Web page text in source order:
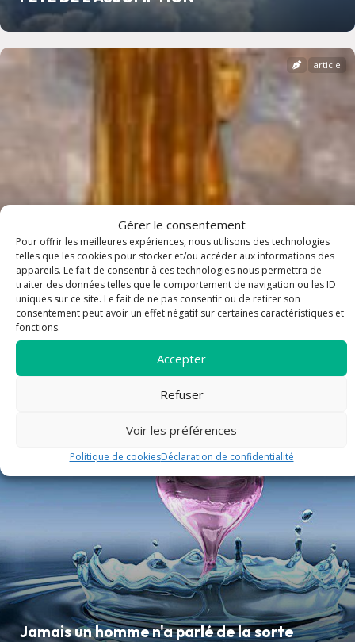
Gérer le consentement
Pour offrir les meilleures expériences, nous utilisons des technologies
telles que les cookies pour stocker et/ou accéder aux informations des
appareils. Le fait de consentir à ces technologies nous permettra de
traiter des données telles que le comportement de navigation ou les ID
uniques sur ce site. Le fait de ne pas consentir ou de retirer son
consentement peut avoir un effet négatif sur certaines caractéristiques et
fonctions.
Accepter
Refuser
Voir les préférences
Politique de cookiesDéclaration de confidentialité
FETE DE SAINT LAURENT
article
Jamais un homme n'a parlé de la sorte